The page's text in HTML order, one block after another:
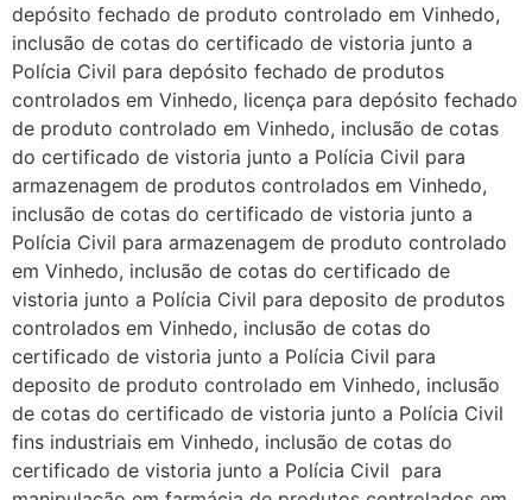
depósito fechado de produto controlado em Vinhedo,
inclusão de cotas do certificado de vistoria junto a
Polícia Civil para depósito fechado de produtos
controlados em Vinhedo, licença para depósito fechado
de produto controlado em Vinhedo, inclusão de cotas
do certificado de vistoria junto a Polícia Civil para
armazenagem de produtos controlados em Vinhedo,
inclusão de cotas do certificado de vistoria junto a
Polícia Civil para armazenagem de produto controlado
em Vinhedo, inclusão de cotas do certificado de
vistoria junto a Polícia Civil para deposito de produtos
controlados em Vinhedo, inclusão de cotas do
certificado de vistoria junto a Polícia Civil para
deposito de produto controlado em Vinhedo, inclusão
de cotas do certificado de vistoria junto a Polícia Civil
fins industriais em Vinhedo, inclusão de cotas do
certificado de vistoria junto a Polícia Civil para